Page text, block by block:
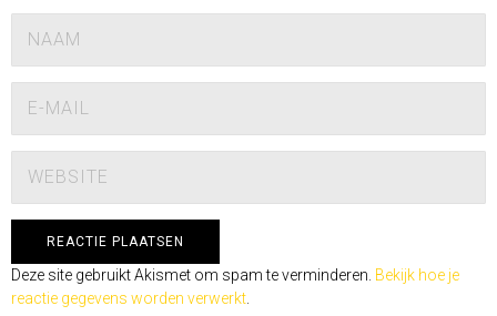
Deze site gebruikt Akismet om spam te verminderen. Bekijk hoe je
reactie gegevens worden verwerkt